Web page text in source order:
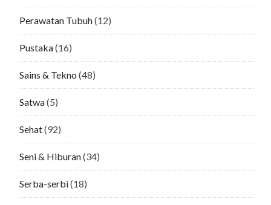
Perawatan Tubuh(12)
Pustaka(16)
Sains & Tekno (48)
Satwa(5)
Sehat(92)
Seni & Hiburan(34)
Serba-serbi(18)